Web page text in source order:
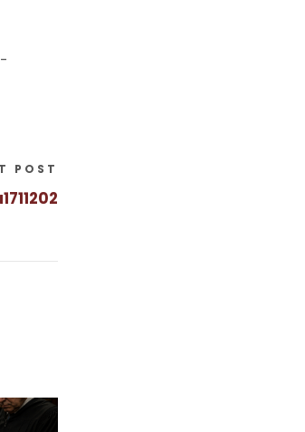
POST